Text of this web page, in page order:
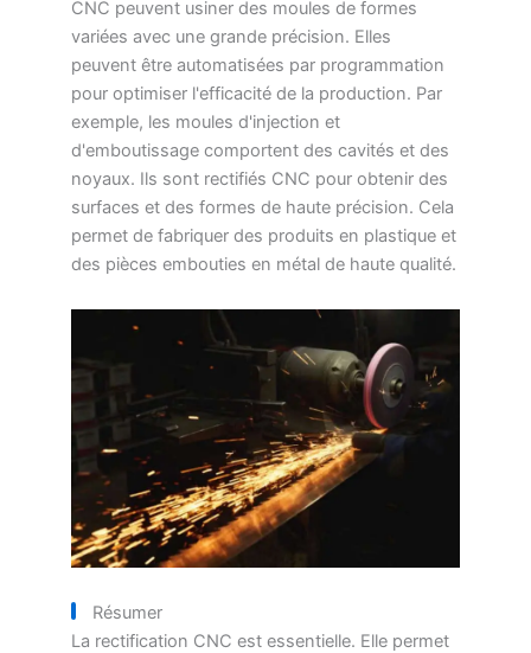
CNC peuvent usiner des moules de formes
variées avec une grande précision. Elles
peuvent être automatisées par programmation
pour optimiser l'efficacité de la production. Par
exemple, les moules d'injection et
d'emboutissage comportent des cavités et des
noyaux. Ils sont rectifiés CNC pour obtenir des
surfaces et des formes de haute précision. Cela
permet de fabriquer des produits en plastique et
des pièces embouties en métal de haute qualité.
Résumer
La rectification CNC est essentielle. Elle permet